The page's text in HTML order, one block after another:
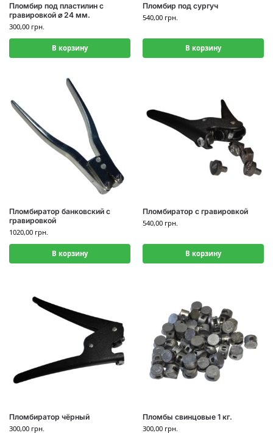
Пломбир под пластилин с
гравировкой ⌀ 24 мм.
300,00 грн.
В корзину
Пломбир под сургуч
540,00 грн.
В корзину
Пломбиратор банковский с
гравировкой
1020,00 грн.
В корзину
Пломбиратор с гравировкой
540,00 грн.
В корзину
Пломбиратор чёрный
300,00 грн.
Пломбы свинцовые 1 кг.
300,00 грн.